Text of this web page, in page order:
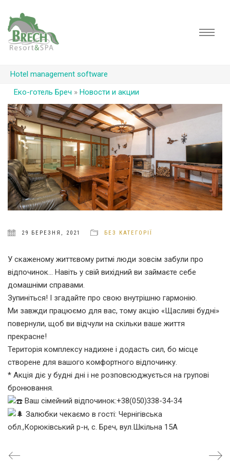
Hotel management software
Еко-готель Бреч » Новости и акции
29 БЕРЕЗНЯ, 2021 БЕЗ КАТЕГОРІЇ
У скаженому життєвому ритмі люди зовсім забули про
відпочинок… Навіть у свій вихідний ви займаєте себе
домашніми справами.
Зупиніться! І згадайте про свою внутрішню гармонію.
Ми завжди працюємо для вас, тому акцію «Щасливі будні»
повернули, щоб ви відчули на скільки ваше життя
прекрасне!
Територія комплексу надихне і додасть сил, бо місце
створене для вашого комфортного відпочинку.
* Акція діє у будні дні і не розповсюджується на групові
бронювання.
Ваш сімейний відпочинок:+38(050)338-34-34
Залюбки чекаємо в гості: Чернігівська
обл.,Корюківський р-н, с. Бреч, вул.Шкільна 15А